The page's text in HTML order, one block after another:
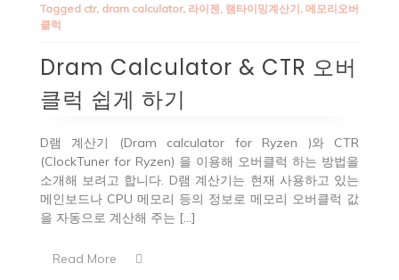
Tagged ctr, dram calculator, 라이젠, 램타이밍계산기, 메모리오버
클럭
Dram Calculator & CTR 오버
클럭 쉽게 하기
D램 계산기 (Dram calculator for Ryzen )와 CTR
(ClockTuner for Ryzen) 을 이용해 오버클럭 하는 방법을
소개해 보려고 합니다. D램 계산기는 현재 사용하고 있는
메인보드나 CPU 메모리 등의 정보로 메모리 오버클럭 값
을 자동으로 계산해 주는 […]
Read More